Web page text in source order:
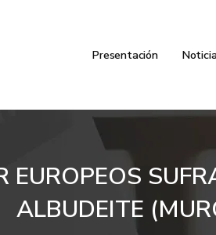
Presentación
EUROPEOS
ALBUDEITE